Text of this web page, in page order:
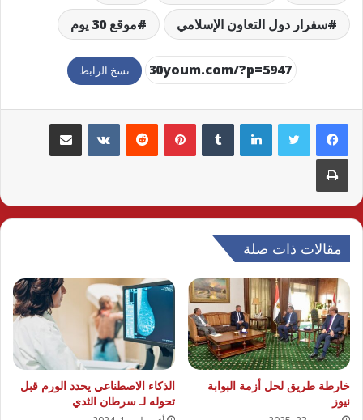
سفرار دول التعاون الإسلامي موقع 30 يوم
نسخ الرابط
لينكدإن بينتيريست مشاركة عبر البريد
طباعة
مقالات ذات صلة
خارطة طريق لحل أزمة البوابة
نيوز
الذكاء الاصطناعي يحدد الورم قبل
تحوله لـ سرطان الثدي